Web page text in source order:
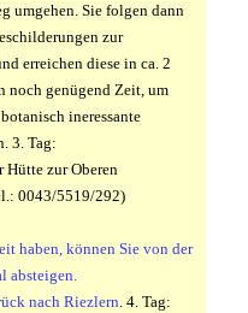
umgehen. Sie folgen dann
zur
erreichen diese in ca. 2
noch genügend Zeit, um
ineressante
3. Tag:
Hütte zur Oberen
0043/5519/292)
haben, können Sie von der
absteigen.
nach Riezlern. 4. Tag: